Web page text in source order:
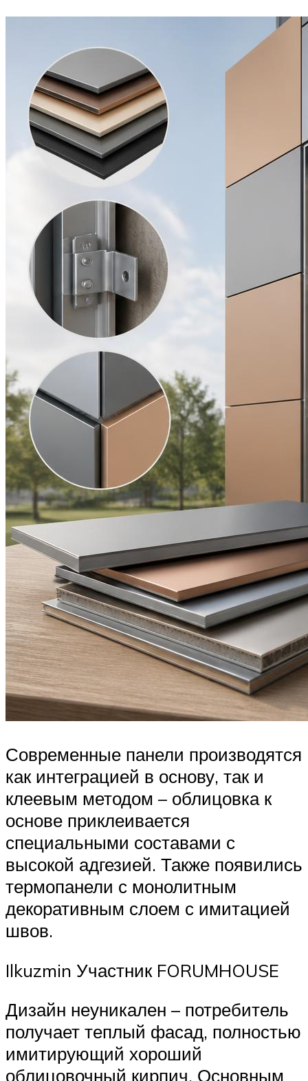
Современные панели производятся
как интеграцией в основу, так и
клеевым методом – облицовка к
основе приклеивается
специальными составами с
высокой адгезией. Также появились
термопанели с монолитным
декоративным слоем с имитацией
швов.
Ilkuzmin Участник FORUMHOUSE
Дизайн неуникален – потребитель
получает теплый фасад, полностью
имитирующий хороший
облицовочный кирпич. Основным